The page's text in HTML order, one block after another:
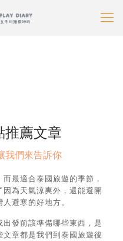
推薦文章
我們來告訴你
最適合泰國旅遊的季節，
為天氣涼爽外，還能避開
避寒的好地方。
發前該準備哪些東西，是
章都是我們到泰國旅遊後